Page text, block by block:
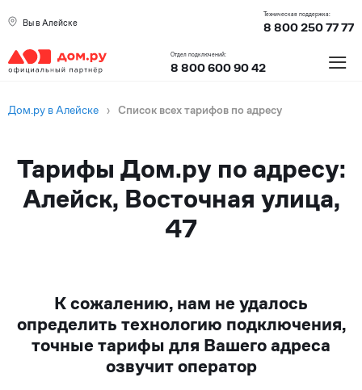
Вы в Алейске
Техническая поддержка:
8 800 250 77 77
Отдел подключений:
8 800 600 90 42 ≡
Дом.ру в Алейске › Список всех тарифов по адресу
Тарифы Дом.ру по адресу:
Алейск, Восточная улица,
47
К сожалению, нам не удалось
определить технологию подключения,
точные тарифы для Вашего адреса
озвучит оператор